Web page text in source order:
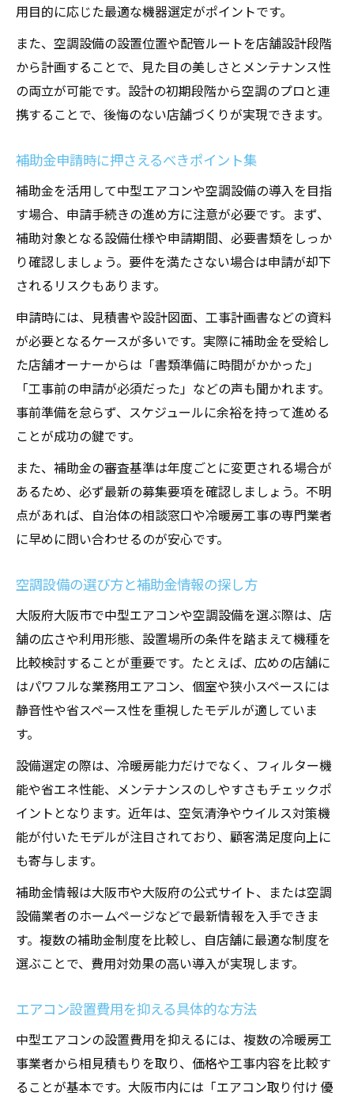
用目的に応じた最適な機器選定がポイントです。
また、空調設備の設置位置や配管ルートを店舗設計段階
から計画することで、見た目の美しさとメンテナンス性
の両立が可能です。設計の初期段階から空調のプロと連
携することで、後悔のない店舗づくりが実現できます。
補助金申請時に押さえるべきポイント集
補助金を活用して中型エアコンや空調設備の導入を目指
す場合、申請手続きの進め方に注意が必要です。まず、
補助対象となる設備仕様や申請期間、必要書類をしっか
り確認しましょう。要件を満たさない場合は申請が却下
されるリスクもあります。
申請時には、見積書や設計図面、工事計画書などの資料
が必要となるケースが多いです。実際に補助金を受給し
た店舗オーナーからは「書類準備に時間がかかった」
「工事前の申請が必須だった」などの声も聞かれます。
事前準備を怠らず、スケジュールに余裕を持って進める
ことが成功の鍵です。
また、補助金の審査基準は年度ごとに変更される場合が
あるため、必ず最新の募集要項を確認しましょう。不明
点があれば、自治体の相談窓口や冷暖房工事の専門業者
に早めに問い合わせるのが安心です。
空調設備の選び方と補助金情報の探し方
大阪府大阪市で中型エアコンや空調設備を選ぶ際は、店
舗の広さや利用形態、設置場所の条件を踏まえて機種を
比較検討することが重要です。たとえば、広めの店舗に
はパワフルな業務用エアコン、個室や狭小スペースには
静音性や省スペース性を重視したモデルが適していま
す。
設備選定の際は、冷暖房能力だけでなく、フィルター機
能や省エネ性能、メンテナンスのしやすさもチェックポ
イントとなります。近年は、空気清浄やウイルス対策機
能が付いたモデルが注目されており、顧客満足度向上に
も寄与します。
補助金情報は大阪市や大阪府の公式サイト、または空調
設備業者のホームページなどで最新情報を入手できま
す。複数の補助金制度を比較し、自店舗に最適な制度を
選ぶことで、費用対効果の高い導入が実現します。
エアコン設置費用を抑える具体的な方法
中型エアコンの設置費用を抑えるには、複数の冷暖房工
事業者から相見積もりを取り、価格や工事内容を比較す
ることが基本です。大阪市内には「エアコン取り付け 優